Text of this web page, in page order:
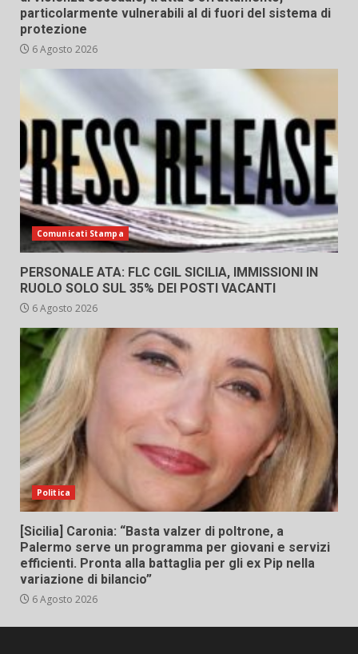
particolarmente vulnerabili al di fuori del sistema di
protezione
6 Agosto 2026
Comunicati Stampa
PERSONALE ATA: FLC CGIL SICILIA, IMMISSIONI IN
RUOLO SOLO SUL 35% DEI POSTI VACANTI
6 Agosto 2026
Politica
[Sicilia] Caronia: “Basta valzer di poltrone, a
Palermo serve un programma per giovani e servizi
efficienti. Pronta alla battaglia per gli ex Pip nella
variazione di bilancio”
6 Agosto 2026